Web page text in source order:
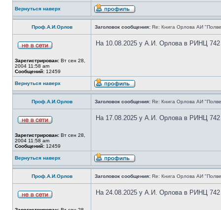
Вернуться наверх
Проф.А.И.Орлов Заголовок сообщения: Re: Книга Орлова АИ
Зарегистрирован: Вт сен 28,
2004 11:58 am
Сообщений: 12459
На 10.08.2025 у А.И. Орлова в РИНЦ 742
Вернуться наверх
Проф.А.И.Орлов Заголовок сообщения: Re: Книга Орлова АИ
Зарегистрирован: Вт сен 28,
2004 11:58 am
Сообщений: 12459
На 17.08.2025 у А.И. Орлова в РИНЦ 742
Вернуться наверх
Проф.А.И.Орлов Заголовок сообщения: Re: Книга Орлова АИ
На 24.08.2025 у А.И. Орлова в РИНЦ 742